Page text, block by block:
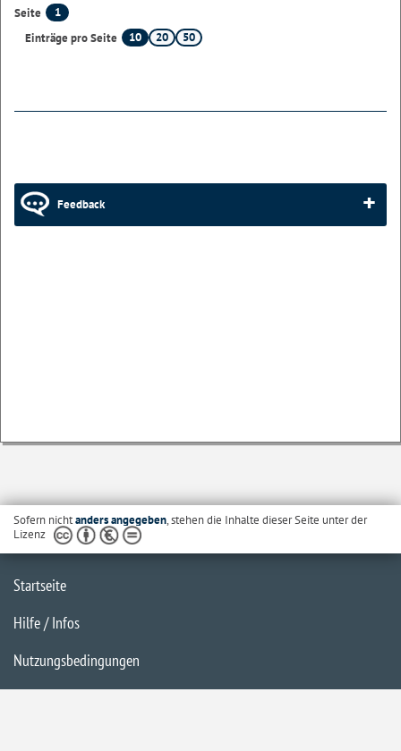
Seite
1
Einträge pro Seite
10 20 50
Feedback
Sofern nichtanders angegeben, stehen die Inhalte dieser Seite unter der
Lizenz
Startseite
Hilfe / Infos
Nutzungsbedingungen